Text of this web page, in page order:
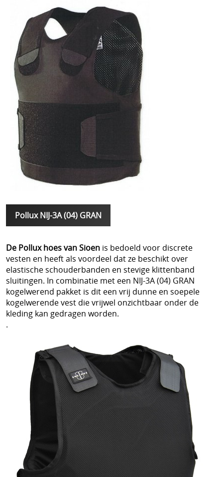
Pollux NIJ-3A (04) GRAN
De Pollux hoes van Sioen is bedoeld voor discrete
vesten en heeft als voordeel dat ze beschikt over
elastische schouderbanden en stevige klittenband
sluitingen. In combinatie met een NIJ-3A (04) GRAN
kogelwerend pakket is dit een vrij dunne en soepele
kogelwerende vest die vrijwel onzichtbaar onder de
kleding kan gedragen worden.
.